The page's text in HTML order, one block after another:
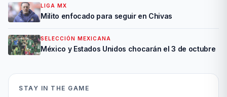
LIGA MX
Milito enfocado para seguir en Chivas
SELECCIÓN MEXICANA
México y Estados Unidos chocarán el 3 de octubre
STAY IN THE GAME